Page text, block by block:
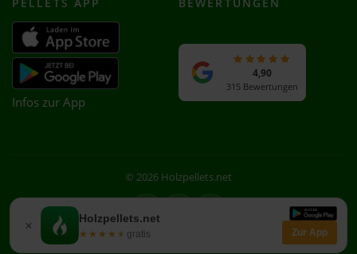
× Holzpellets.net
★★★★★
★★★★★ gratis Zur App
Infos zur App
4,90
315 Bewertungen
© 2026 Holzpellets.net
Facebook